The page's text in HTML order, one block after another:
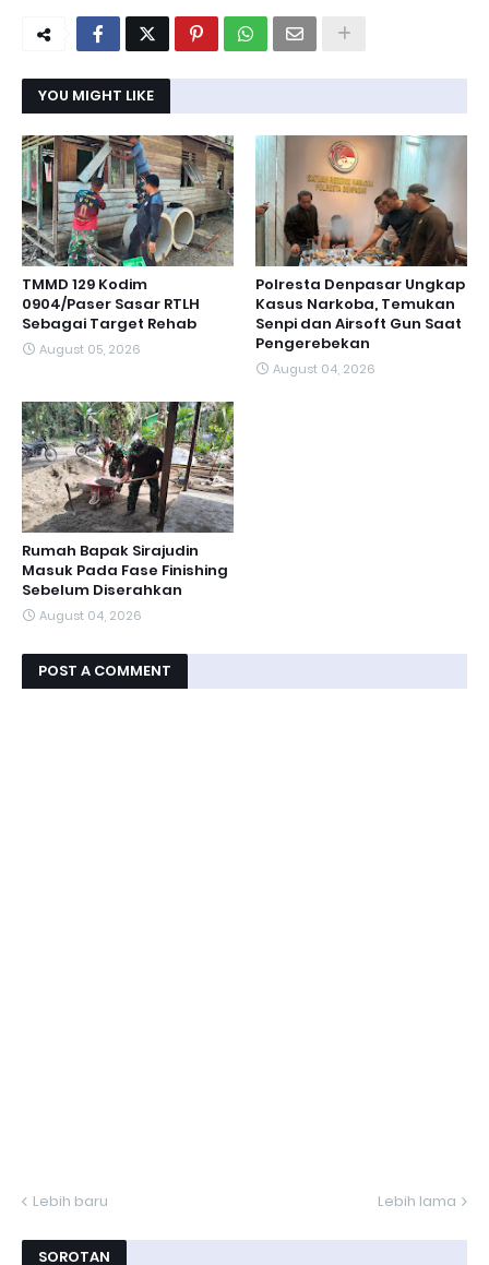
YOU MIGHT LIKE
TMMD 129 Kodim
0904/Paser Sasar RTLH
Sebagai Target Rehab
August 05, 2026
Polresta Denpasar Ungkap
Kasus Narkoba, Temukan
Senpi dan Airsoft Gun Saat
Pengerebekan
August 04, 2026
Rumah Bapak Sirajudin
Masuk Pada Fase Finishing
Sebelum Diserahkan
August 04, 2026
POST A COMMENT
Lebih baru Lebih lama
SOROTAN